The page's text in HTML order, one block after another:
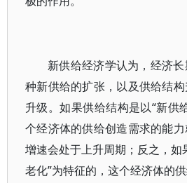
新供给经济学认为，经济
种新供给的扩张，以及供给结
升级。如果供给结构是以“新供
个经济体的供给创造需求的能
增速会处于上升周期；反之，如
老化”为特征的，这个经济体的